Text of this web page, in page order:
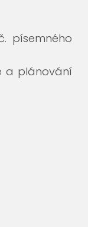
písemného
a plánování